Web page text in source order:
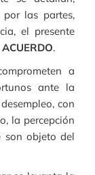
las partes,
el presente
ACUERDO.
a
ante la
con
la percepción
son objeto del